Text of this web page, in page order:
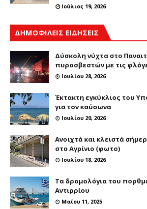
Ιούλιος 19, 2026
ΔΗΜΟΦΙΛΕΙΣ ΕΙΔΗΣΕΙΣ
Δύσκολη νύχτα στο
πυροσβεστών με τις
Ιουλίου 28, 2026
Έκτακτη εγκύκλιος του
για τον καύσωνα
Ιουλίου 20, 2026
Ανοιχτά και κλειστά
στο Αγρίνιο (φωτο)
Ιουλίου 18, 2026
Τα δρομολόγια του
Αντιρρίου
Μαΐου 11, 2025